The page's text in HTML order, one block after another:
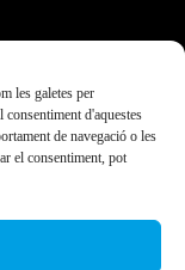
les galetes per
d'aquestes
de navegació o les
el consentiment, pot